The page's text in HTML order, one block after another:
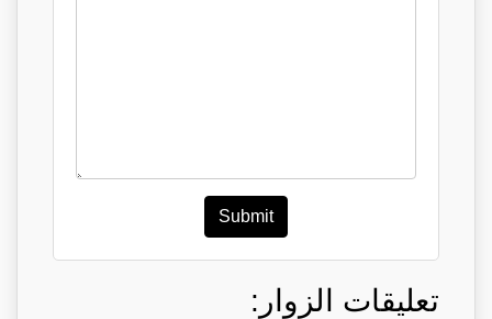
Submit
تعليقات الزوار: